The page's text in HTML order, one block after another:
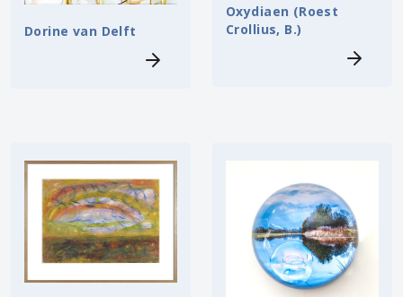
Dorine van Delft
Oxydiaen (Roest
Crollius, B.)